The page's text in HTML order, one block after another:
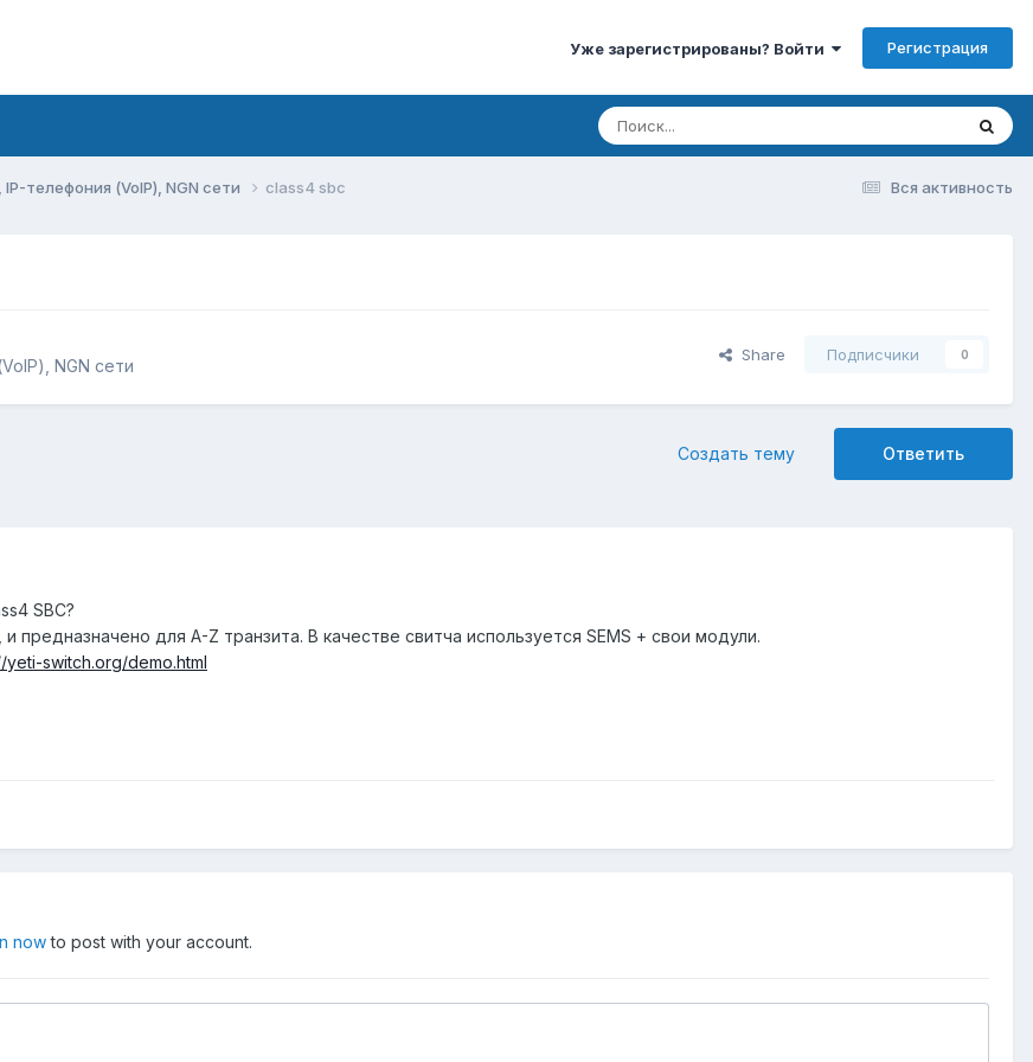
Уже зарегистрированы? Войти Регистрация
Вся активность
телефония (VoIP), NGN сети class4 sbc
NGN сети
Share Подписчики 0
Ответить
Создать тему
SBC?
предназначено для A-Z транзита. В качестве свитча используется SEMS + свои модули.
yeti-switch.org/demo.html
nowto post with your account.